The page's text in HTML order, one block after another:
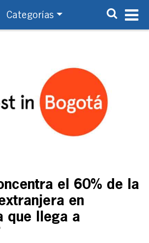
Categorías
el 60% de la
en
que llega a